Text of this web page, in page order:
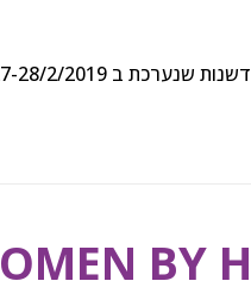
OMEN BY